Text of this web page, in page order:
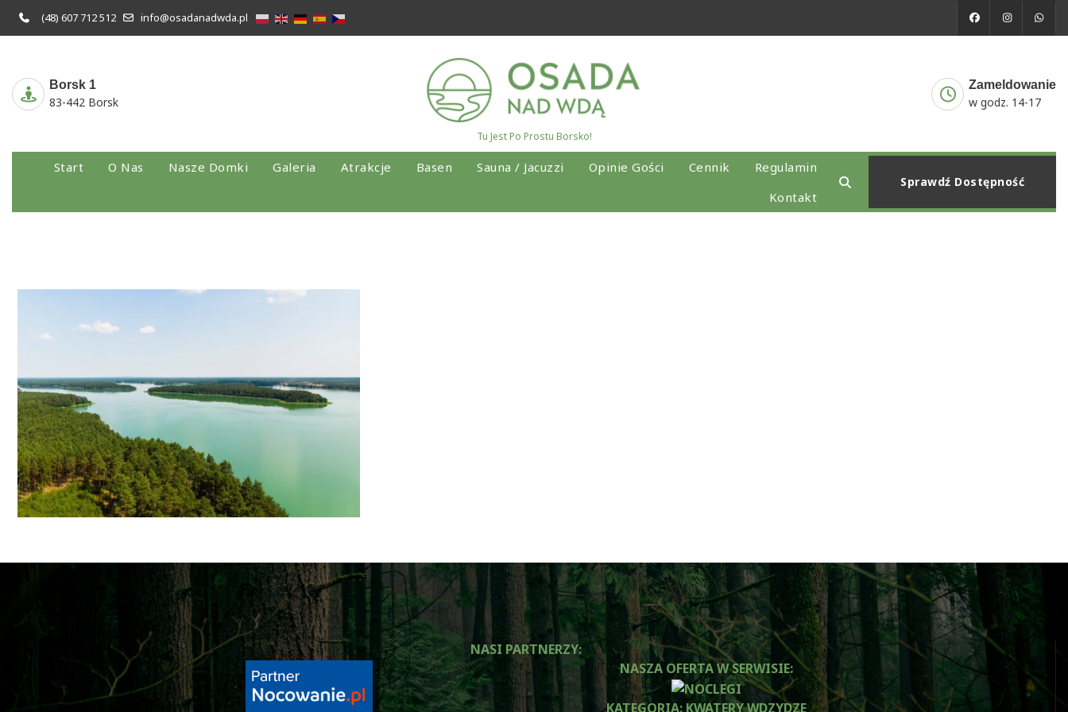
content
(48) 607 712 512 info@osadanadwda.pl
Borsk 1
83-442 Borsk
Tu Jest Po Prostu Borsko!
Zameldowanie
w godz. 14-17
Start O Nas Nasze Domki Galeria Atrakcje Basen Sauna / Jacuzzi Opinie Gości Cennik
Regulamin
Kontakt
Sprawdź Dostępność
NASI PARTNERZY:
NASZA OFERTA W SERWISIE:
KATEGORIA: KWATERY WDZYDZE